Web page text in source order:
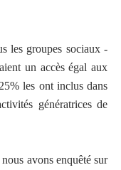
les groupes sociaux -
un accès égal aux
les ont inclus dans
génératrices de
avons enquêté sur